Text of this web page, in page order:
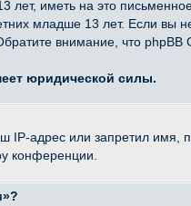
иметь на это
младше 13 лет. Если вы
внимание, что
юридической силы.
адрес или запретил имя,
конференции.